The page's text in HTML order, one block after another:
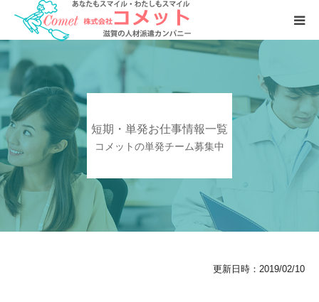
短期・単発お仕事情報一覧
コメットの単発チーム募集中
更新日時：2019/02/10
お仕事をおさがしの方へ
人材をおさがしの企業様へ
会社案内